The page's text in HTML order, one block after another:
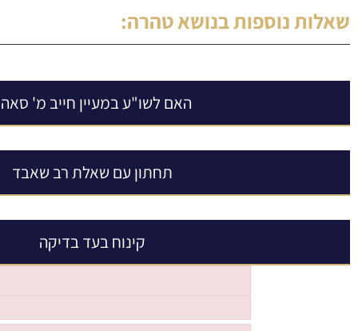
שאלות נוספות בנושאטהרה:
האם לשו"ע במעיין חייב מ'
תחתון עם שאלת רב שאבד
קינוח בעד בדיקה